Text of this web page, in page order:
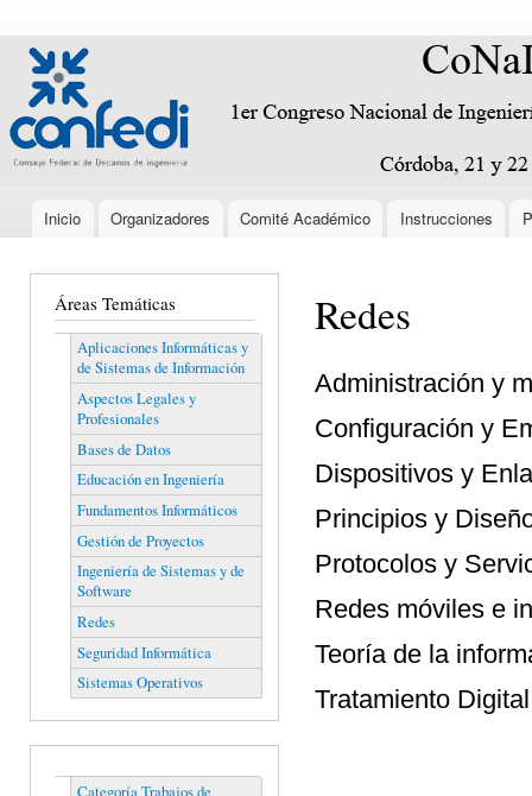
conaiisi.frc.utn.edu.ar
Menú principal
Inicio Organizadores Comité Académico Instrucciones
Áreas Temáticas
Aplicaciones Informáticas y
de Sistemas de Información
Aspectos Legales y
Profesionales
Bases de Datos
Educación en Ingeniería
Fundamentos Informáticos
Gestión de Proyectos
Ingeniería de Sistemas y de
Software
Redes
Seguridad Informática
Sistemas Operativos
Redes
Administración y
Configuración y
Dispositivos y
Principios y
Protocolos y
Redes móviles e
Teoría de la
Tratamiento